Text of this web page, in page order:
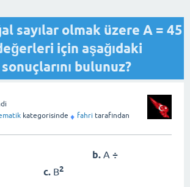
sayılar olmak üzere A = 45
için aşağıdaki
bulunuz?
kategorisinde ♦ fahri tarafından
b. A ÷
c. B2